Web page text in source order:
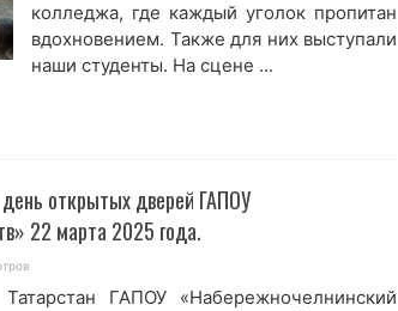
колледжа, где каждый уголок пропитан
вдохновением. Также для них выступали
наши студенты. На сцене ...
открытых дверей ГАПОУ
22 марта 2025 года.
ГАПОУ «Набережночелнинский